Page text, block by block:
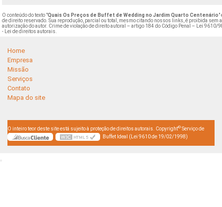
O conteúdo do texto "Quais Os Preços de Buffet de Wedding no Jardim Quarto Centenário"
de direito reservado. Sua reprodução, parcial ou total, mesmo citando nossos links, é proibida sem a
autorização do autor. Crime de violação de direito autoral – artigo 184 do Código Penal – Lei 9610/
- Lei de direitos autorais.
Home
Empresa
Missão
Serviços
Contato
Mapa do site
O inteiro teor deste site está sujeito à proteção de direitos autorais. Copyright© Serviço de
Buffet Ideal (Lei 9610 de 19/02/1998)